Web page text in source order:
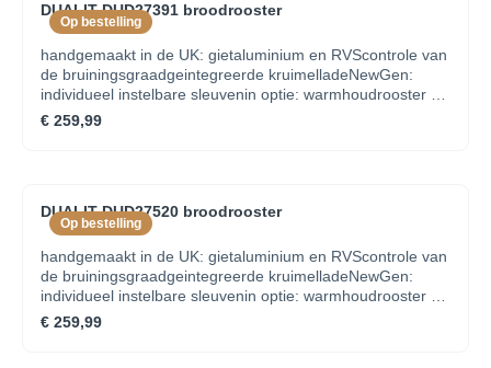
Op bestelling
DUALIT DUD27391 broodrooster
handgemaakt in de UK: gietaluminium en RVScontrole van
de bruiningsgraadgeintegreerde kruimelladeNewGen:
individueel instelbare sleuvenin optie: warmhoudrooster en
tostiklem
€ 259,99
Op bestelling
DUALIT DUD27520 broodrooster
handgemaakt in de UK: gietaluminium en RVScontrole van
de bruiningsgraadgeintegreerde kruimelladeNewGen:
individueel instelbare sleuvenin optie: warmhoudrooster en
tostiklem
€ 259,99